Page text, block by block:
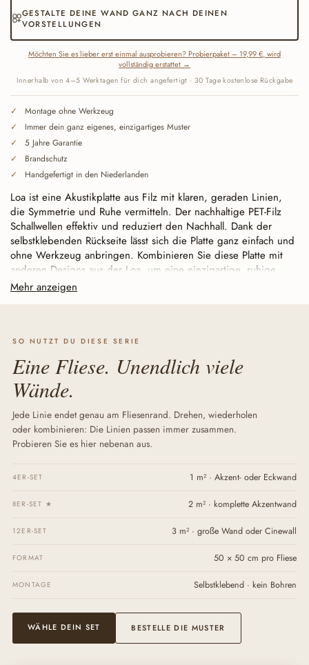
GESTALTE DEINE WAND GANZ NACH DEINEN
VORSTELLUNGEN
Möchten Sie es lieber erst einmal ausprobieren? Probierpaket – 19,99 €, wird
vollständig erstattet →
Innerhalb von 4–5 Werktagen für dich angefertigt · 30 Tage kostenlose Rückgabe
Montage ohne Werkzeug
Immer dein ganz eigenes, einzigartiges Muster
5 Jahre Garantie
Brandschutz
Handgefertigt in den Niederlanden
Mehr anzeigen
Loa ist eine Akustikplatte aus Filz mit klaren, geraden Linien,
die Symmetrie und Ruhe vermitteln. Der nachhaltige PET-Filz
Schallwellen effektiv und reduziert den Nachhall. Dank der
selbstklebenden Rückseite lässt sich die Platte ganz einfach und
ohne Werkzeug anbringen. Kombinieren Sie diese Platte mit
anderen Designs aus der Loa, um eine einzigartige, ruhige
Wand zu gestalten.
Dadurch schließen die Paneele nahtlos aneinander an – ob
einzelnen Akzent zu einer großen, durchgehenden Wand
zusammen. Auch die acht Loa lassen sich untereinander
kombinieren: Die Linien schließen nahtlos aneinander an.
SO NUTZT DU DIESE SERIE
Eine Fliese. Unendlich viele
Wände.
Jede Linie endet genau am Fliesenrand. Drehen, wiederholen
oder kombinieren: Die Linien passen immer zusammen.
Probieren Sie es hier nebenan aus.
4ER-SET 1 m² · Akzent- oder Eckwand
8ER-SET ★ 2 m² · komplette Akzentwand
12ER-SET 3 m² · große Wand oder Cinewall
FORMAT 50 × 50 cm pro Fliese
MONTAGE Selbstklebend · kein Bohren
WÄHLE DEIN SET BESTELLE DIE MUSTER